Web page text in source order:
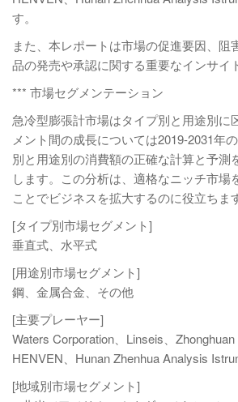
す。
また、本レポートは市場の促進要因、阻
品の発売や承認に関する重要なインサイ
*** 市場セグメンテーション
急冷型膨張計市場はタイプ別と用途別に
メント間の成長については2019-2031年
別と用途別の消費額の正確な計算と予測
します。この分析は、適格なニッチ市場
ことでビジネスを拡大するのに役立ちます
[タイプ別市場セグメント]
垂直式、水平式
[用途別市場セグメント]
鋼、金属合金、その他
[主要プレーヤー]
Waters Corporation、Linseis、Zhonghuan
HENVEN、Hunan Zhenhua Analysis
[地域別市場セグメント]